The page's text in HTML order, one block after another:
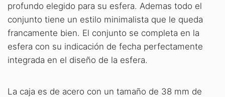
profundo elegido para su esfera. Ademas todo el
conjunto tiene un estilo minimalista que le queda
francamente bien. El conjunto se completa en la
esfera con su indicación de fecha perfectamente
integrada en el diseño de la esfera.
La caja es de acero con un tamaño de 38 mm de